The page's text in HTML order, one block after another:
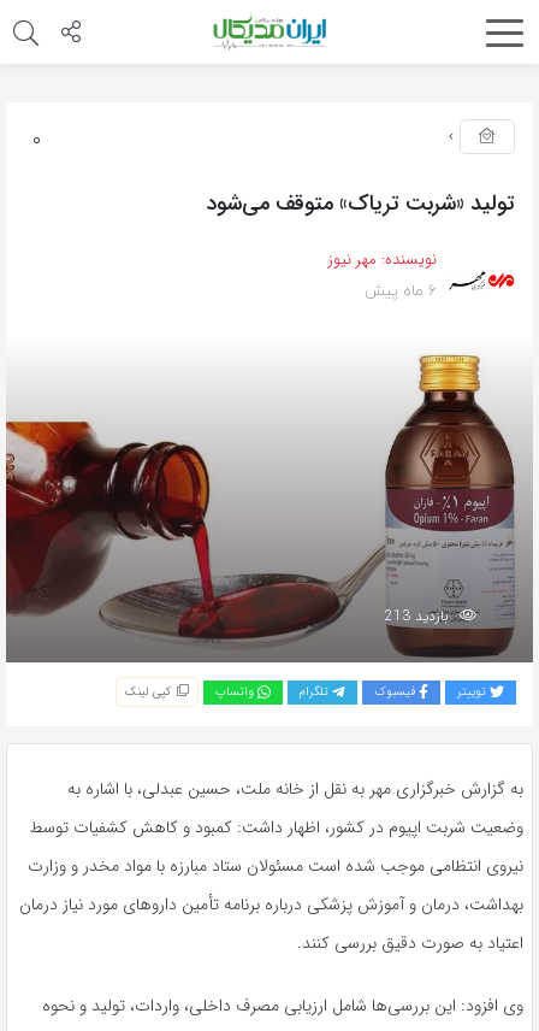
0
تولید «شربت تریاک» متوقف می‌شود
نویسنده: مهر نیوز
6 ماه پیش
بازدید 213
توییتر فیسبوک تلگرام واتساپ کپی لینک
به گزارش خبرگزاری مهر به نقل از خانه ملت، حسین عبدلی، با اشاره به
وضعیت شربت اپیوم در کشور، اظهار داشت: کمبود و کاهش کشفیات توسط
نیروی انتظامی موجب شده است مسئولان ستاد مبارزه با مواد مخدر و وزارت
بهداشت، درمان و آموزش پزشکی درباره برنامه تأمین داروهای مورد نیاز درمان
اعتیاد به صورت دقیق بررسی کنند.
وی افزود: این بررسی‌ها شامل ارزیابی مصرف داخلی، واردات، تولید و نحوه